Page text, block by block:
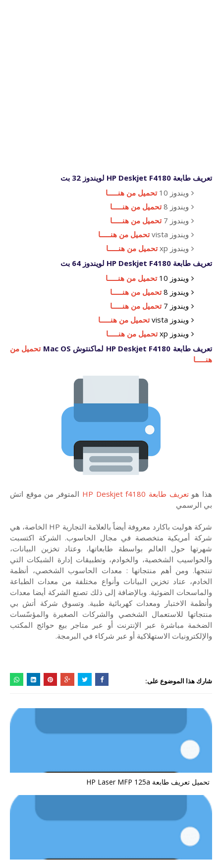
تعريف طابعة HP Deskjet F4180 لويندوز 32 بت
ويندوز 10
تحميل من هنـــــا
ويندوز 8
تحميل من هنـــــا
ويندوز 7
تحميل من هنـــــا
ويندوز vista
تحميل من هنـــــا
ويندوز xp
تحميل من هنـــــا
تعريف طابعة HP Deskjet F4180 لويندوز 64 بت
ويندوز 10
تحميل من هنـــــا
ويندوز 8
تحميل من هنـــــا
ويندوز 7
تحميل من هنـــــا
ويندوز vista
تحميل من هنـــــا
ويندوز xp
تحميل من هنـــــا
تعريف طابعة HP Deskjet F4180 لماكنتوش Mac OS
تحميل من
هنـــــا
هذا هوتعريف طابعة HP Deskjet f4180
المتوفر من موقع اتش
بي الرسمي
شركة هوليت باكارد معروفة أيضاً بالعلامة التجارية HP الخاصة، هي
شركة أمريكية متخصصة في مجال الحاسوب. الشركة اكتسبت
شهرتها حول العالم بواسطة طابعاتها، وعتاد تخزين البيانات،
والحواسيب الشخصية، والخوادم، وتطبيقات إدارة الشبكات التي
تنتجها. ومن أهم منتجاتها : معدات الحاسوب الشخصي، أنظمة
الخادم، عتاد تخزين البيانات وأنواع مختلفة من معدات الطباعة
والماسحات الضوئية. وبالإضافة إلى ذلك تصنع الشركة أيضا معدات
وأنظمة الاختبار ومعدات كهربائية طبية. وتسوق شركة أتش بي
منتجاتها للاستعمال الشخصي والشركات الصغيرة والمؤسّسات
الضخمة مباشرة عبر الإنترنت أو عبر متاجر بيع حوائج المكتب
والإلكترونيات الاستهلاكية أو عبر شركاء في البرمجة.
شارك هذا الموضوع على:
تحميل تعريف طابعة HP Laser MFP 125a